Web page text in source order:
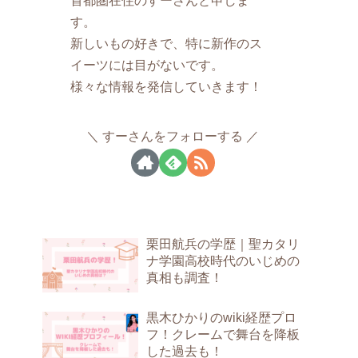
す。
新しいもの好きで、特に新作のス
イーツには目がないです。
様々な情報を発信していきます！
すーさんをフォローする
栗田航兵の学歴｜聖カタリ
ナ学園高校時代のいじめの
真相も調査！
黒木ひかりのwiki経歴プロ
フ！クレームで舞台を降板
した過去も！